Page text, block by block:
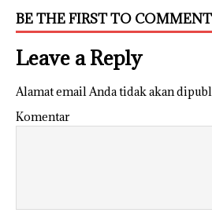
BE THE FIRST TO COMMENT
Leave a Reply
Alamat email Anda tidak akan
Komentar